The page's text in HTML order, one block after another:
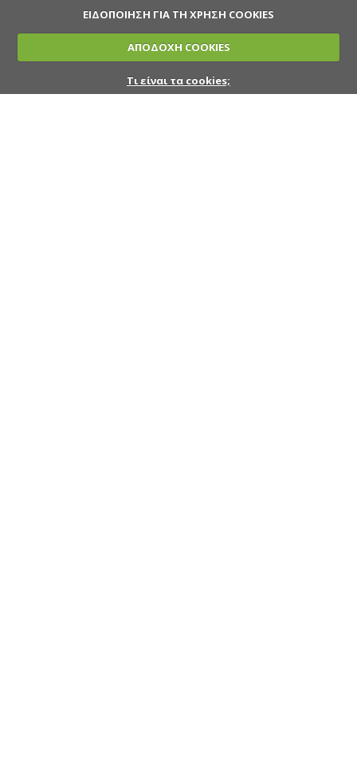
ΕΙΔΟΠΟΙΗΣΗ ΓΙΑ ΤΗ ΧΡΗΣΗ COOKIES
ΑΠΟΔΟΧΗ COOKIES
Τι είναι τα cookies;